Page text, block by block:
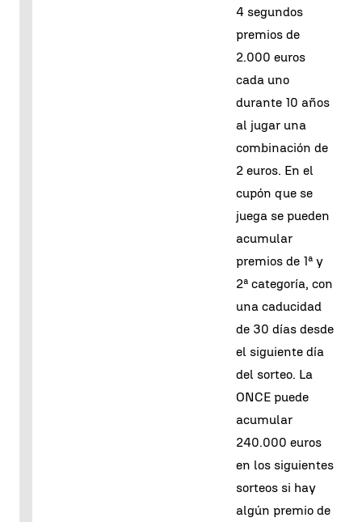
4 segundos
premios de
2.000 euros
cada uno
durante 10 años
al jugar una
combinación de
2 euros. En el
cupón que se
juega se pueden
acumular
premios de 1ª y
2ª categoría, con
una caducidad
de 30 días desde
el siguiente día
del sorteo. La
ONCE puede
acumular
240.000 euros
en los siguientes
sorteos si hay
algún premio de